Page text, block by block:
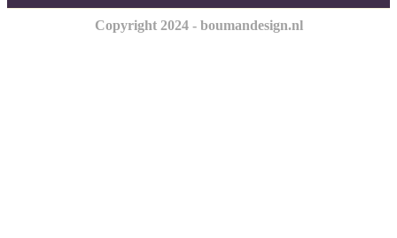
Copyright 2024 - boumandesign.nl